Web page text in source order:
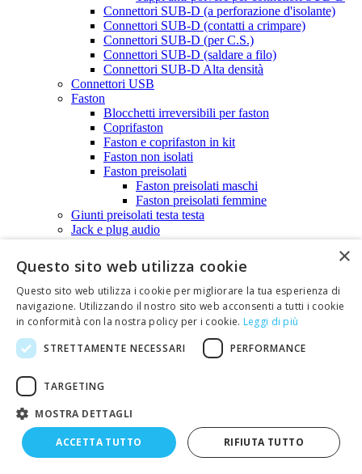
Connettori SUB-D (a perforazione d'isolante)
Connettori SUB-D (contatti a crimpare)
Connettori SUB-D (per C.S.)
Connettori SUB-D (saldare a filo)
Connettori SUB-D Alta densità
Connettori USB
Faston
Blocchetti irreversibili per faston
Coprifaston
Faston e coprifaston in kit
Faston non isolati
Faston preisolati
Faston preisolati maschi
Faston preisolati femmine
Giunti preisolati testa testa
Jack e plug audio
Prese audio 2,5-6,3mm
Prese audio 2,5mm
Prese audio 3,5mm
Prese audio 6,3mm
Spine audio 2,5-6,3mm
Spine audio 2,5mm
Spine audio 3,5mm
Spine audio 6,3mm
mm
Morsettiere doppia fila passo 6,35mm
Morsettiere doppia fila passo 9,52mm
Morsettiere doppia fila SHIMOCO FR330
×
Questo sito web utilizza cookie
Questo sito web utilizza i cookie per migliorare la tua esperienza di
navigazione. Utilizzando il nostro sito web acconsenti a tutti i cookie
in conformità con la nostra policy per i cookie. Leggi di più
STRETTAMENTE NECESSARI
PERFORMANCE
TARGETING
MOSTRA DETTAGLI
ACCETTA TUTTO RIFIUTA TUTTO